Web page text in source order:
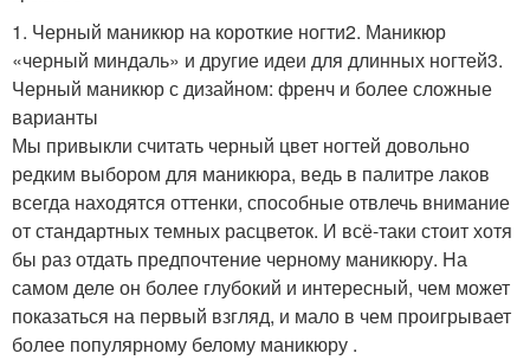
1. Черный маникюр на короткие ногти2. Маникюр
«черный миндаль» и другие идеи для длинных ногтей3.
Черный маникюр с дизайном: френч и более сложные
варианты
Мы привыкли считать черный цвет ногтей довольно
редким выбором для маникюра, ведь в палитре лаков
всегда находятся оттенки, способные отвлечь внимание
от стандартных темных расцветок. И всё-таки стоит хотя
бы раз отдать предпочтение черному маникюру. На
самом деле он более глубокий и интересный, чем может
показаться на первый взгляд, и мало в чем проигрывает
более популярному белому маникюру .